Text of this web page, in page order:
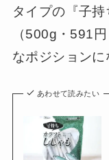
タイプの『子持
（500g・591
なポジションに
あわせて読みたい